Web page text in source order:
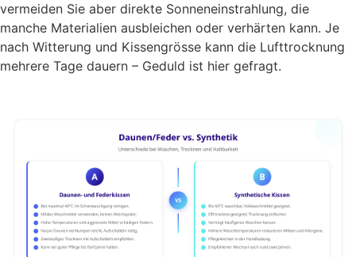
vermeiden Sie aber direkte Sonneneinstrahlung, die
manche Materialien ausbleichen oder verhärten kann. Je
nach Witterung und Kissengrösse kann die Lufttrocknung
mehrere Tage dauern – Geduld ist hier gefragt.